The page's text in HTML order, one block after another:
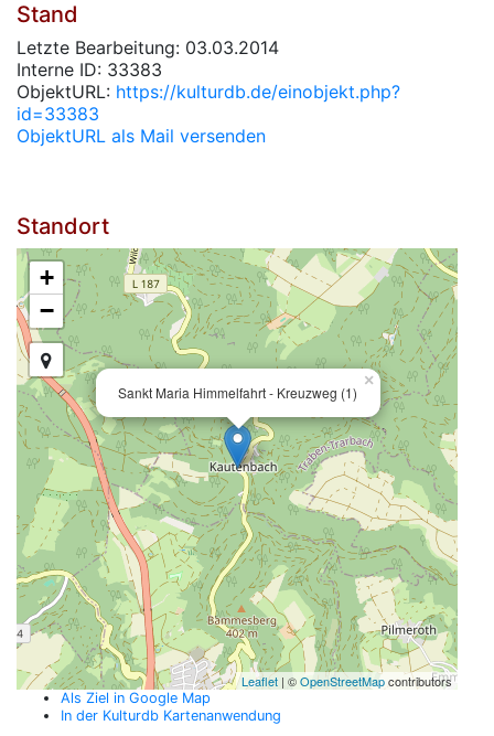
Stand
Letzte Bearbeitung: 03.03.2014
Interne ID: 33383
ObjektURL: https://kulturdb.de/einobjekt.php?
id=33383
ObjektURL als Mail versenden
Standort
Sankt Maria Himmelfahrt - Kreuzweg (1)
×
+
−
Leaflet | ©OpenStreetMapcontributors
Als Ziel in Google Map
In der Kulturdb Kartenanwendung